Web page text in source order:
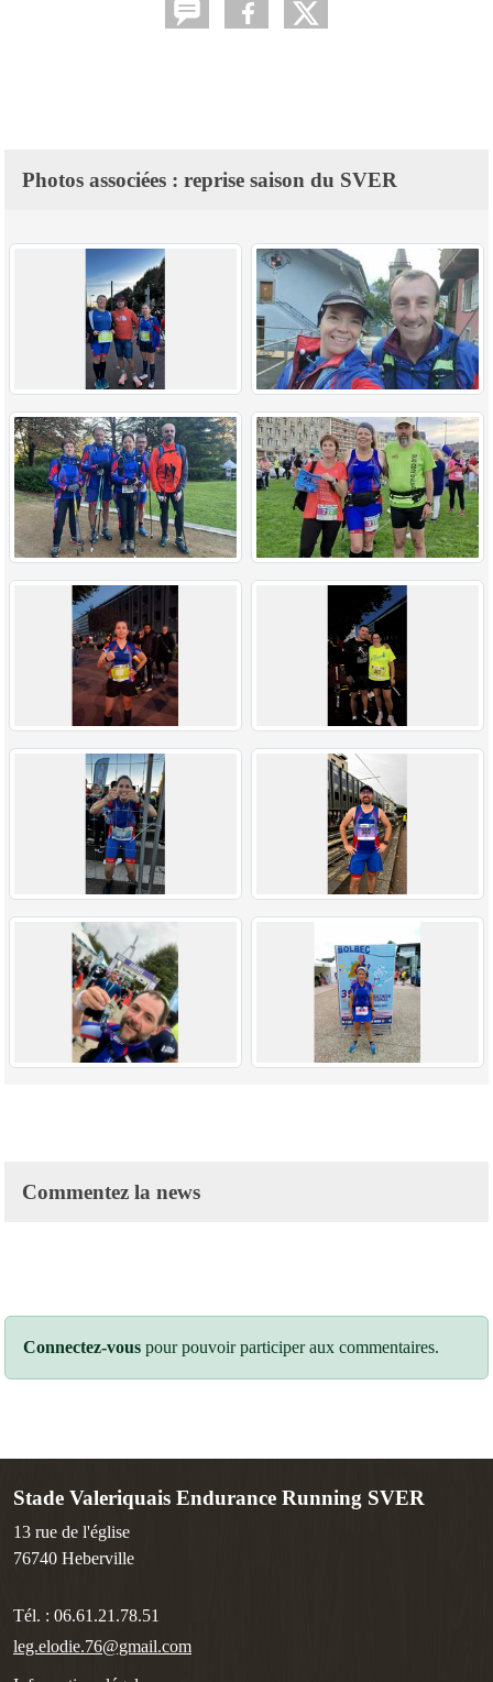
Photos associées : reprise saison du SVER
Commentez la news
Connectez-vous pour pouvoir participer aux commentaires.
Stade Valeriquais Endurance Running SVER
13 rue de l'église
76740 Heberville
Tél. : 06.61.21.78.51
leg.elodie.76@gmail.com